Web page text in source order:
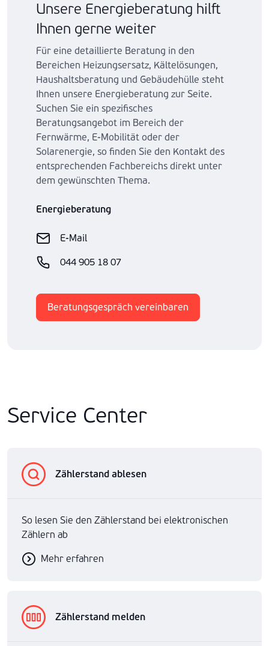
Unsere Energieberatung hilft
Ihnen gerne weiter
Für eine detaillierte Beratung in den
Bereichen Heizungsersatz, Kältelösungen,
Haushaltsberatung und Gebäudehülle steht
Ihnen unsere Energieberatung zur Seite.
Suchen Sie ein spezifisches
Beratungsangebot im Bereich der
Fernwärme, E-Mobilität oder der
Solarenergie, so finden Sie den Kontakt des
entsprechenden Fachbereichs direkt unter
dem gewünschten Thema.
Energieberatung
E-Mail
044 905 18 07
Beratungsgespräch vereinbaren
Service Center
Zählerstand ablesen
So lesen Sie den Zählerstand bei elektronischen
Zählern ab
Mehr erfahren
Zählerstand melden